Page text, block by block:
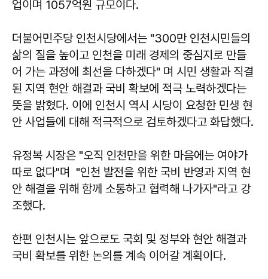
업이며 1057억원 규모이다.
더불어민주당 인천시당에서는 "300만 인천시민들의
삶의 질을 높이고 인천을 미래 경제의 중심지로 만들
어 가는 과정에 최선을 다하겠다" 며 시민 생활과 직결
된 지역 현안 해결과 국비 확보에 적극 노력하겠다는
뜻을 밝혔다. 이에 인천시 역시 시당이 요청한 민생 현
안 사업들에 대해 적극적으로 검토하겠다고 화답했다.
유정복 시장은 "오직 인천만을 위한 마음에는 여야가
따로 없다"며 "인천 발전을 위한 국비 반영과 지역 현
안 해결을 위해 함께 소통하고 협력해 나가자"라고 강
조했다.
한편 인천시는 앞으로도 국회 및 정부와 현안 해결과
국비 확보를 위한 논의를 계속 이어갈 계획이다.